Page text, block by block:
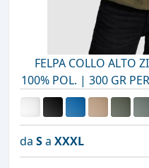
FELPA COLLO ALTO
100% POL. | 300 GR
O
da Sa XXXL